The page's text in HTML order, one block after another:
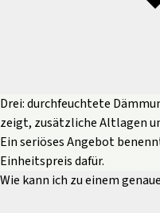
Drei: durchfeuchtete
zeigt, zusätzliche Altlagen
Ein seriöses Angebot
Einheitspreis dafür.
Wie kann ich zu einem